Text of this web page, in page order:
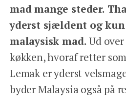
mad mange steder.
yderst sjældent og kun
malaysisk mad.Ud
køkken, hvoraf retter
Lemak er yderst
byder Malaysia også på
Facebook